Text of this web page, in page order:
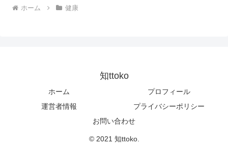
ホーム 健康
知ttoko
ホーム
プロフィール
運営者情報
プライバシーポリシー
お問い合わせ
© 2021 知ttoko.